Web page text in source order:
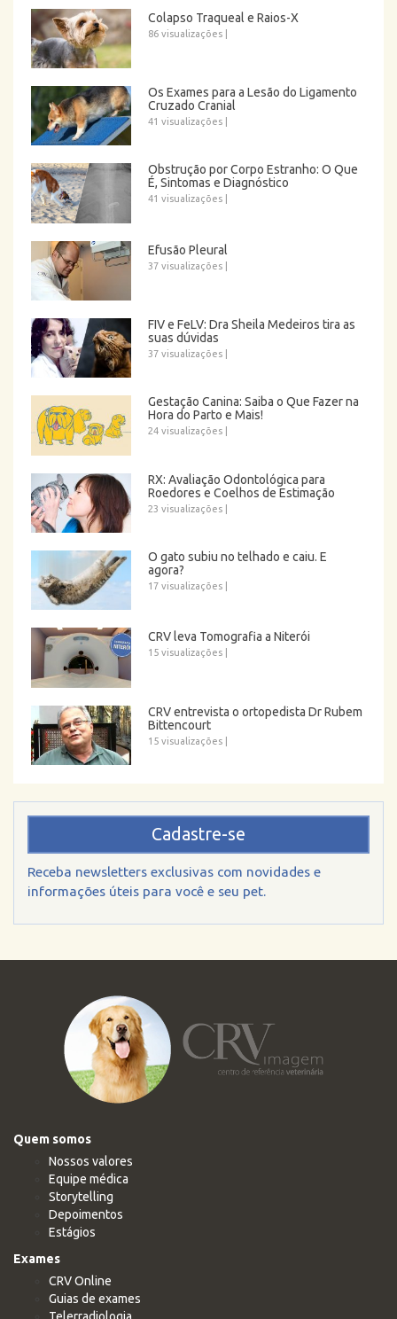
Colapso Traqueal e Raios-X
86 visualizações
Os Exames para a Lesão do Ligamento
Cruzado Cranial
41 visualizações
Obstrução por Corpo Estranho: O Que
É, Sintomas e Diagnóstico
41 visualizações
Efusão Pleural
37 visualizações
FIV e FeLV: Dra Sheila Medeiros tira as
suas dúvidas
37 visualizações
Gestação Canina: Saiba o Que Fazer na
Hora do Parto e Mais!
24 visualizações
RX: Avaliação Odontológica para
Roedores e Coelhos de Estimação
23 visualizações
O gato subiu no telhado e caiu. E
agora?
17 visualizações
CRV leva Tomografia a Niterói
15 visualizações
CRV entrevista o ortopedista Dr Rubem
Bittencourt
15 visualizações
Cadastre-se
Receba newsletters exclusivas com novidades e
informações úteis para você e seu pet.
Quem somos
Nossos valores
Equipe médica
Storytelling
Depoimentos
Estágios
Exames
CRV Online
Guias de exames